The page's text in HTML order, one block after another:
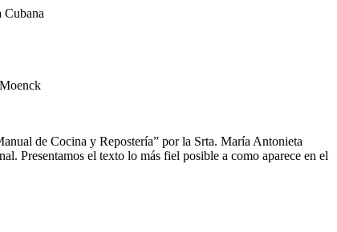
de Cocina y Repostería” por la Srta. María Antonieta
Presentamos el texto lo más fiel posible a como aparece en el